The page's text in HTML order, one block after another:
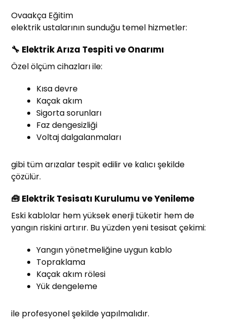
Ovaakça Eğitim
elektrik ustalarının sunduğu temel hizmetler:
🔧 Elektrik Arıza Tespiti ve Onarımı
Özel ölçüm cihazları ile:
Kısa devre
Kaçak akım
Sigorta sorunları
Faz dengesizliği
Voltaj dalgalanmaları
gibi tüm arızalar tespit edilir ve kalıcı şekilde
çözülür.
🧰 Elektrik Tesisatı Kurulumu ve Yenileme
Eski kablolar hem yüksek enerji tüketir hem de
yangın riskini artırır. Bu yüzden yeni tesisat çekimi:
Yangın yönetmeliğine uygun kablo
Topraklama
Kaçak akım rölesi
Yük dengeleme
ile profesyonel şekilde yapılmalıdır.